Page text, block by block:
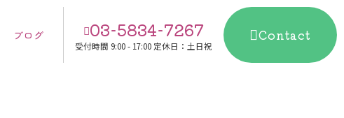
ブログ 03-5834-7267
受付時間 9:00 - 17:00 定休日：土日祝
Contact